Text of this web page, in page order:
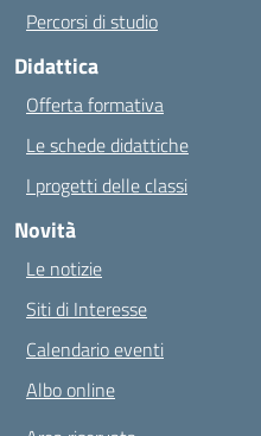
Percorsi di studio
Didattica
Offerta formativa
Le schede didattiche
I progetti delle classi
Novità
Le notizie
Siti di Interesse
Calendario eventi
Albo online